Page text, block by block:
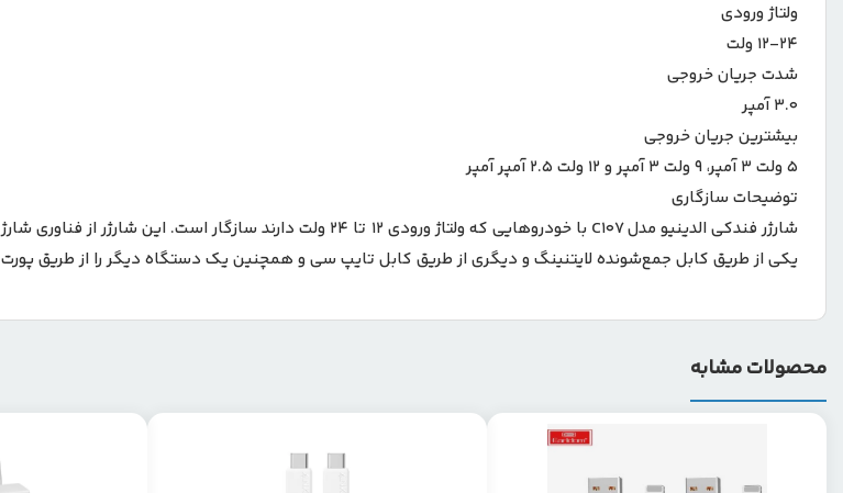
ولتاژ ورودی
۱۲-۲۴ ولت
شدت جریان خروجی
۳.۰ آمپر
بیشترین جریان خروجی
۵ ولت ۳ آمپر، ۹ ولت ۳ آمپر و ۱۲ ولت ۲.۵ آمپر آمپر
توضیحات سازگاری
یکی از طریق کابل جمع‌شونده لایتنینگ و دیگری از طریق کابل تایپ سی و همچنین یک دستگاه دیگر را از طریق پورت USB شارژ می‌کند.
محصولات مشابه